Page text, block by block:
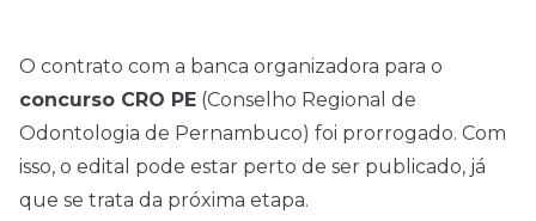
O contrato com a banca organizadora para o
concurso CRO PE (Conselho Regional de
Odontologia de Pernambuco) foi prorrogado. Com
isso, o edital pode estar perto de ser publicado, já
que se trata da próxima etapa.